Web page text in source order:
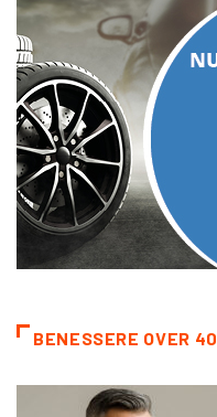
BENESSERE OVER 40